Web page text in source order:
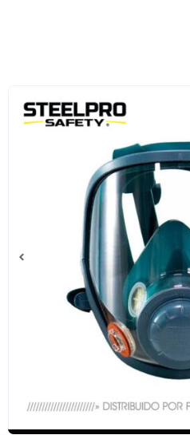
INICIO Protección Respiratoria